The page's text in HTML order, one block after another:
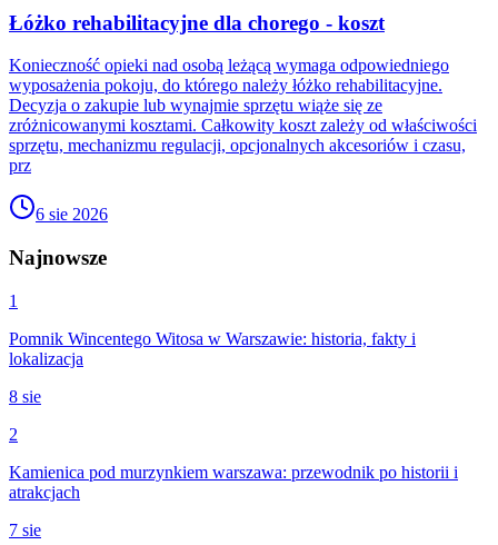
Łóżko rehabilitacyjne dla chorego - koszt
Konieczność opieki nad osobą leżącą wymaga odpowiedniego
wyposażenia pokoju, do którego należy łóżko rehabilitacyjne.
Decyzja o zakupie lub wynajmie sprzętu wiąże się ze
zróżnicowanymi kosztami. Całkowity koszt zależy od właściwości
sprzętu, mechanizmu regulacji, opcjonalnych akcesoriów i czasu,
prz
6 sie 2026
Najnowsze
1
Pomnik Wincentego Witosa w Warszawie: historia, fakty i
lokalizacja
8 sie
2
Kamienica pod murzynkiem warszawa: przewodnik po historii i
atrakcjach
7 sie